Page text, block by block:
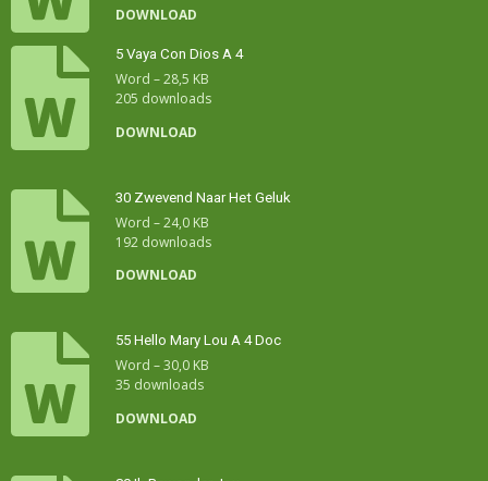
DOWNLOAD
5 Vaya Con Dios A 4
Word – 28,5 KB
205 downloads
DOWNLOAD
30 Zwevend Naar Het Geluk
Word – 24,0 KB
192 downloads
DOWNLOAD
55 Hello Mary Lou A 4 Doc
Word – 30,0 KB
35 downloads
DOWNLOAD